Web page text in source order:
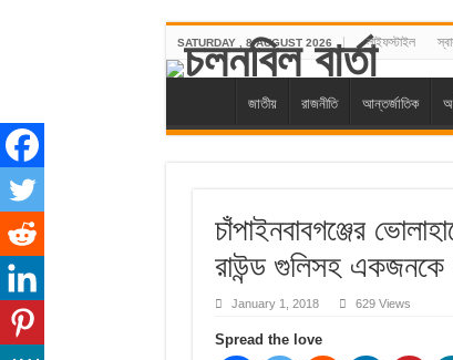
SATURDAY , 8 AUGUST 2026 লাইফস্টাইল
জাতীয় রাজনীতি আন্তর্জাতিক
চাঁপাইনবাবগঞ্জের
রাউন্ড গুলিসহ
January 1, 2018 629 Views
Spread the love